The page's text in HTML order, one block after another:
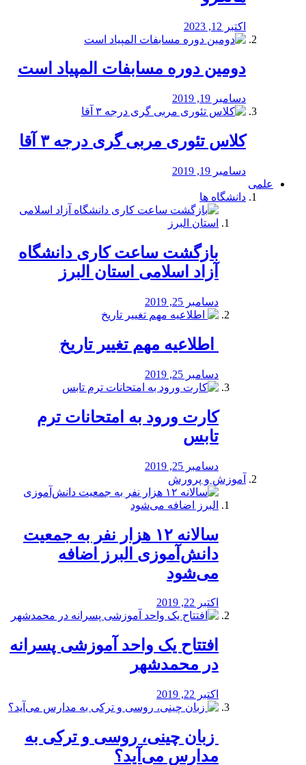
اکتبر 12, 2023
دومین دوره مسابفات المپیاد است
دسامبر 19, 2019
کلاس تئوری مربی گری درجه ۳ آقا
دسامبر 19, 2019
علمی
دانشگاه ها
بازگشت ساعت کاری دانشگاه
آزاد اسلامی استان البرز
دسامبر 25, 2019
️ اطلاعیه مهم تغییر تاریخ
دسامبر 25, 2019
کارت ورود به امتحانات ترم
تابس
دسامبر 25, 2019
آموزش و پرورش
️سالانه ۱۲ هزار نفر به جمعیت
دانش‌آموزی البرز اضافه
می‌شود
اکتبر 22, 2019
افتتاح یک واحد آموزشی پسرانه
در محمدشهر
اکتبر 22, 2019
️ زبان چینی، روسی و ترکی به
مدارس می‌آید؟